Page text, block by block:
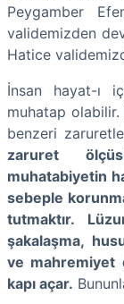
Peygamber
validemizden
Hatice
İnsan hayat-ı
muhatap
benzeri
zaruret
muhatabiyetin
sebeple
tutmaktır.
şakalaşma,
ve mahremiyet
kapı açar.